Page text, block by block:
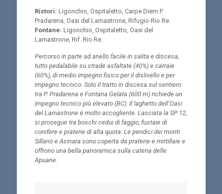
Ristori: Ligonchio, Ospitaletto, Carpe Diem P.
Pradarena, Oasi del Lamastrone, Rifugio Rio Re.
Fontane: Ligonchio, Ospitaletto, Oasi del
Lamastrone, Rif. Rio Re.
Percorso in parte ad anello facile in salita e discesa,
tutto pedalabile su strade asfaltate (40%) e carraie
(60%), di medio impegno fisico per il dislivello e per
impegno tecnico. Solo il tratto in discesa sul sentiero
tra P. Pradarena e Fontana Gelata (600 m) richiede un
impegno tecnico più elevato (BC). Il laghetto dell’Oasi
del Lamastrone è molto accogliente. Lasciata la SP 12,
si prosegue tra boschi cedui di faggio, fustaie di
conifere e praterie di alta quota. Le pendici dei monti
Sillano e Asinara sono coperta da praterie e mirtillaie e
offrono una bella panoramica sulla catena delle
Apuane.